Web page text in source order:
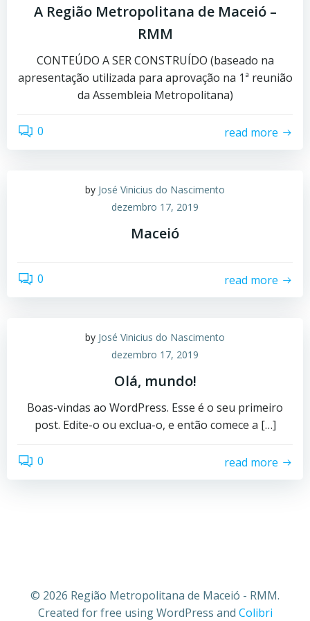
A Região Metropolitana de Maceió –
RMM
CONTEÚDO A SER CONSTRUÍDO (baseado na
apresentação utilizada para aprovação na 1ª reunião
da Assembleia Metropolitana)
0 read more
by José Vinicius do Nascimento
dezembro 17, 2019
Maceió
0 read more
by José Vinicius do Nascimento
dezembro 17, 2019
Olá, mundo!
Boas-vindas ao WordPress. Esse é o seu primeiro
post. Edite-o ou exclua-o, e então comece a […]
0 read more
© 2026 Região Metropolitana de Maceió - RMM.
Created for free using WordPress and Colibri